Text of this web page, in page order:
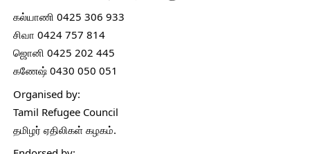
கல்யாணி 0425 306 933
சிவா 0424 757 814
ஜொனி 0425 202 445
கணேஷ் 0430 050 051
Organised by:
Tamil Refugee Council
தமிழர் ஏதிலிகள் கழகம்.